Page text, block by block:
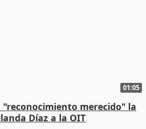
01:05
merecido" la
Díaz a la OIT